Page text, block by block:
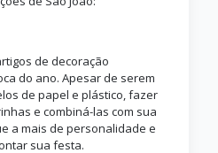
de decoração
do ano. Apesar de serem
de papel e plástico, fazer
e combiná-las com sua
a mais de personalidade e
sua festa.